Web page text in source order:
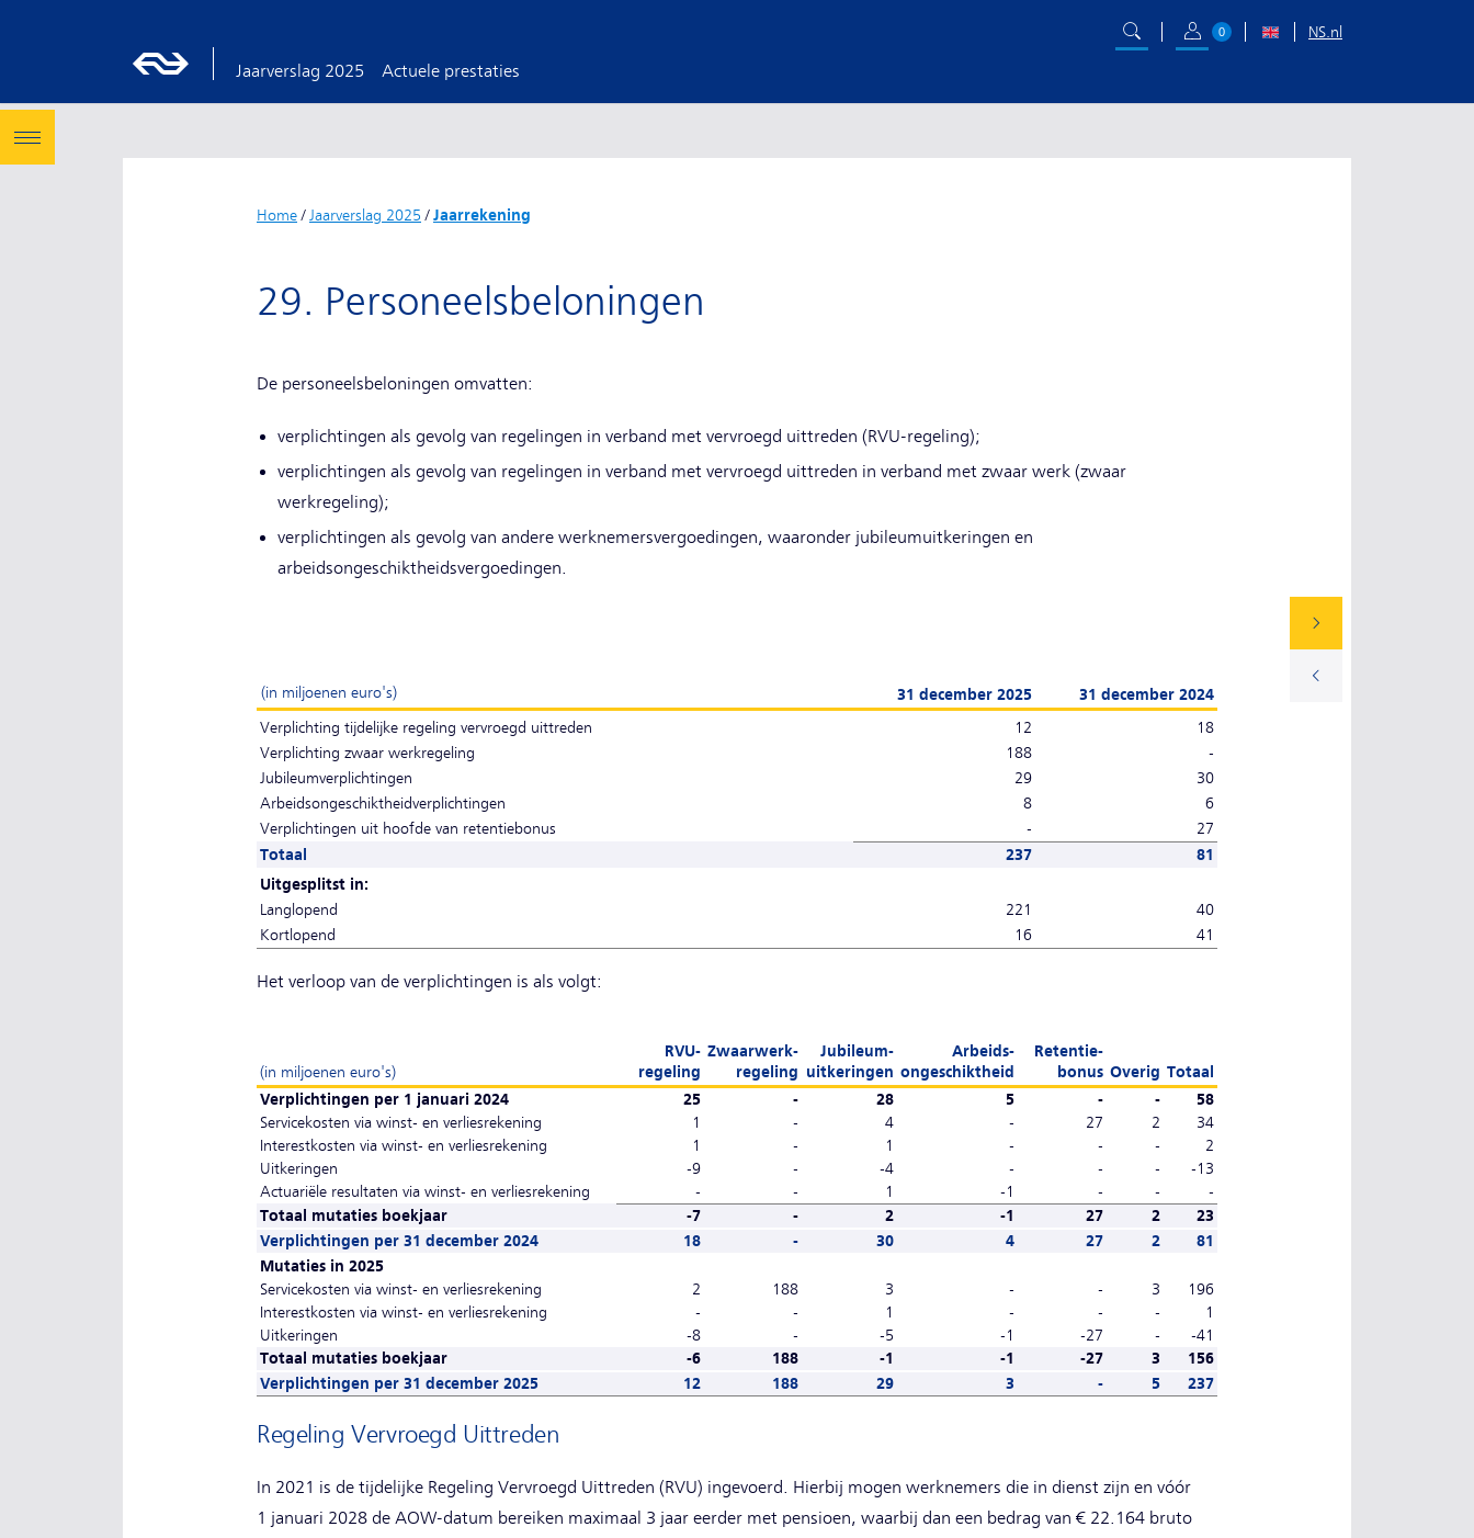
Jaarverslag 2025 Actuele prestaties
0 NS.nl
Home/ Jaarverslag 2025 /Jaarrekening
29. Personeelsbeloningen
De personeelsbeloningen omvatten:
verplichtingen als gevolg van regelingen in verband met vervroegd uittreden (RVU-regeling);
verplichtingen als gevolg van regelingen in verband met vervroegd uittreden in verband met zwaar werk (zwaar
werkregeling);
verplichtingen als gevolg van andere werknemersvergoedingen, waaronder jubileumuitkeringen en
arbeidsongeschiktheidsvergoedingen.
(in miljoenen euro's) 31 december 2025
31 december 2024
Verplichting tijdelijke regeling vervroegd uittreden
12
18
Verplichting zwaar werkregeling
188
-
Jubileumverplichtingen
29
30
Arbeidsongeschiktheidverplichtingen
8
6
Verplichtingen uit hoofde van retentiebonus
-
27
Totaal
237
81
Uitgesplitst in:
Langlopend
221
40
Kortlopend
16 41
Het verloop van de verplichtingen is als volgt:
(in miljoenen euro's)
RVU-
regeling
Zwaarwerk-
regeling
Jubileum-
uitkeringen
Arbeids-
ongeschiktheid
Retentie-
bonus Overig Totaal
Verplichtingen per 1 januari 2024
25 - 28 5 - -
58
Servicekosten via winst- en verliesrekening
1 - 4 - 27 2
34
Interestkosten via winst- en verliesrekening
1 - 1 - - -
2
Uitkeringen
-9 - -4 - - -
-13
Actuariële resultaten via winst- en verliesrekening
- - 1 -1 - -
-
Totaal mutaties boekjaar
-7 - 2 -1 27 2
23
Verplichtingen per 31 december 2024
18 - 30 4 27 2
81
Mutaties in 2025
Servicekosten via winst- en verliesrekening
2 188 3 - - 3
196
Interestkosten via winst- en verliesrekening
- - 1 - - -
1
Uitkeringen
-8 - -5 -1 -27 -
-41
Totaal mutaties boekjaar
-6 188 -1 -1 -27 3
156
Verplichtingen per 31 december 2025
12 188 29 3 - 5 237
Regeling Vervroegd Uittreden
In 2021 is de tijdelijke Regeling Vervroegd Uittreden (RVU) ingevoerd. Hierbij mogen werknemers die in dienst zijn en vóór
1 januari 2028 de AOW-datum bereiken maximaal 3 jaar eerder met pensioen, waarbij dan een bedrag van € 22.164 bruto